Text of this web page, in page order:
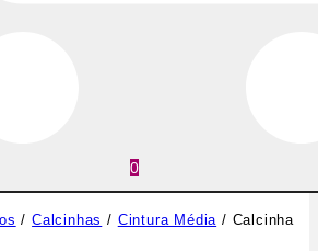
0
/ Calcinhas / Cintura Média / Calcinha